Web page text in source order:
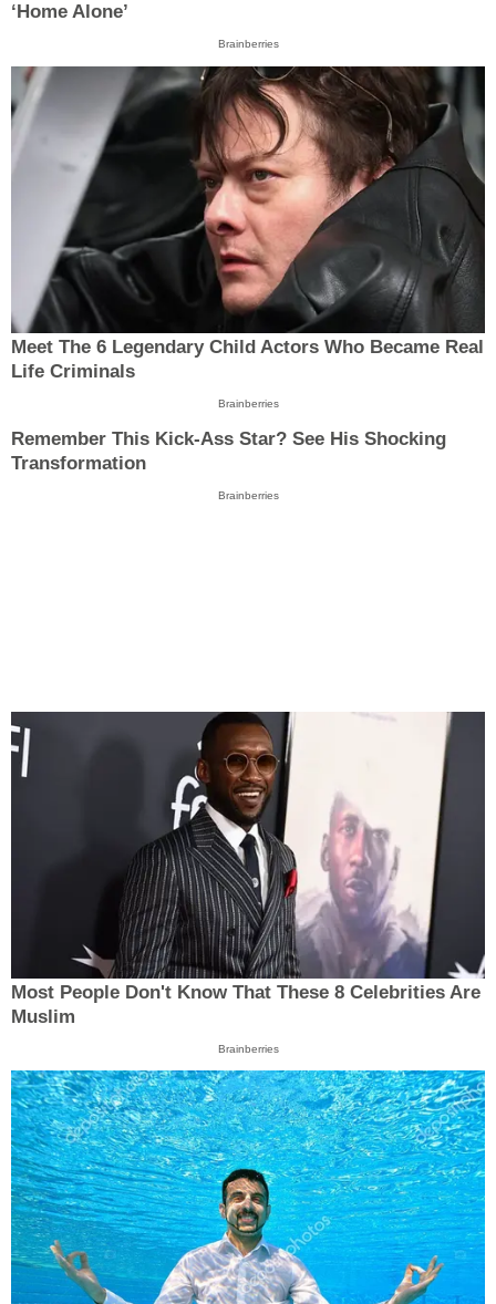
‘Home Alone’
Brainberries
Meet The 6 Legendary Child Actors Who Became Real
Life Criminals
Brainberries
Remember This Kick-Ass Star? See His Shocking
Transformation
Brainberries
Most People Don't Know That These 8 Celebrities Are
Muslim
Brainberries